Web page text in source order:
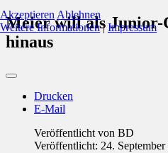
Meier will als Junior-
hinaus
Drucken
E-Mail
Veröffentlicht von BD
Veröffentlicht: 24. September
Akzeptieren Ablehnen
Weitere Informationen|Impressum